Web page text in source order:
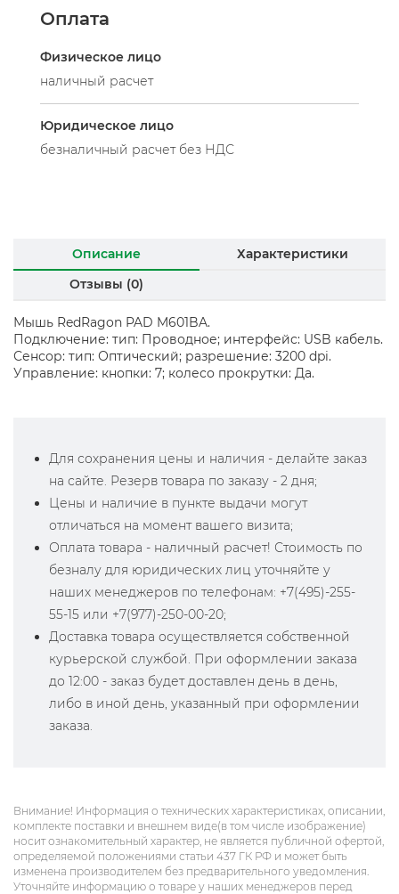
Оплата
Физическое лицо
наличный расчет
Юридическое лицо
безналичный расчет без НДС
Описание
Характеристики
Отзывы (0)
Мышь RedRagon PAD M601BA.
Подключение: тип: Проводное; интерфейс: USB кабель.
Сенсор: тип: Оптический; разрешение: 3200 dpi.
Управление: кнопки: 7; колесо прокрутки: Да.
Для сохранения цены и наличия - делайте заказ
на сайте. Резерв товара по заказу - 2 дня;
Цены и наличие в пункте выдачи могут
отличаться на момент вашего визита;
Оплата товара - наличный расчет! Стоимость по
безналу для юридических лиц уточняйте у
наших менеджеров по телефонам: +7(495)-255-
55-15 или +7(977)-250-00-20;
Доставка товара осуществляется собственной
курьерской службой. При оформлении заказа
до 12:00 - заказ будет доставлен день в день,
либо в иной день, указанный при оформлении
заказа.
Внимание! Информация о технических характеристиках, описании,
комплекте поставки и внешнем виде(в том числе изображение)
носит ознакомительный характер, не является публичной офертой,
определяемой положениями статьи 437 ГК РФ и может быть
изменена производителем без предварительного уведомления.
Уточняйте информацию о товаре у наших менеджеров перед